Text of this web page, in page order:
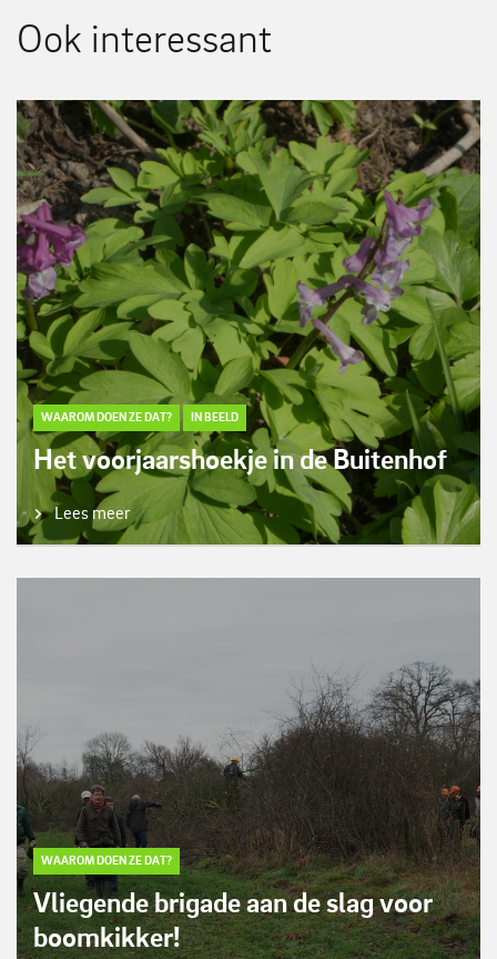
Ook interessant
WAAROM DOEN ZE DAT? IN BEELD
Het voorjaarshoekje in de Buitenhof
Lees meer
WAAROM DOEN ZE DAT?
Vliegende brigade aan de slag voor
boomkikker!